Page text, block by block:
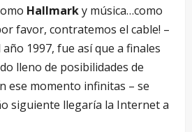
Hallmarky música…como
favor, contratemos el cable! –
1997, fue así que a finales
lleno de posibilidades de
ese momento infinitas – se
siguiente llegaría la Internet a